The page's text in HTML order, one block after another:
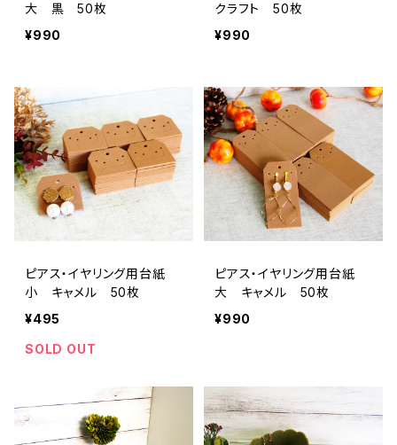
大 黒 50枚
¥990
クラフト 50枚
¥990
ピアス・イヤリング用台紙
小 キャメル 50枚
¥495
SOLD OUT
ピアス・イヤリング用台紙
大 キャメル 50枚
¥990